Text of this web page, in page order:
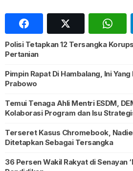
Polisi Tetapkan 12 Tersangka
Pertanian
Pimpin Rapat Di Hambalang, Ini
Prabowo
Temui Tenaga Ahli Mentri ESDM,
Kolaborasi Program dan Isu
Terseret Kasus Chromebook,
Ditetapkan Sebagai Tersangka
36 Persen Wakil Rakyat di Senayan